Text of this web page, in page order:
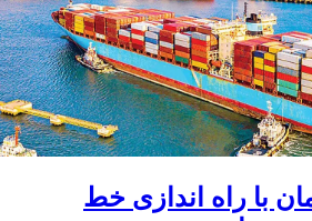
با راه اندازی خط